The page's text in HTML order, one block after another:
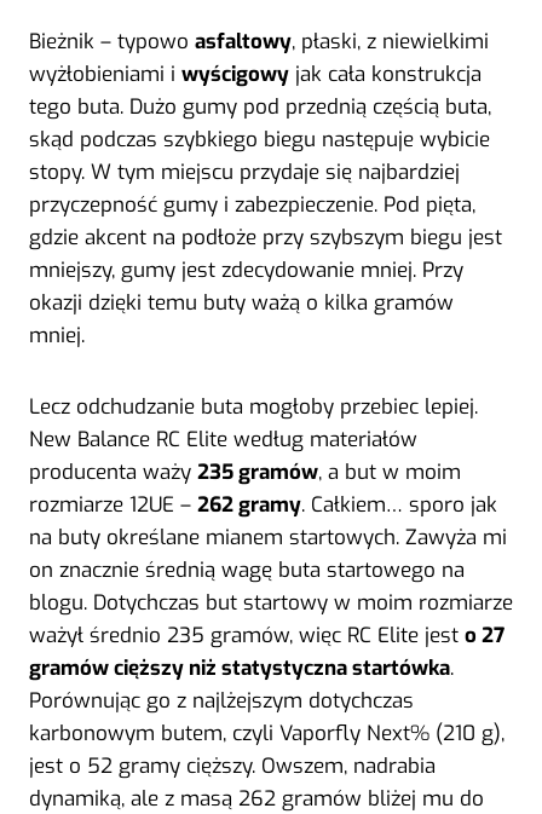
Bieżnik – typowo asfaltowy, płaski, z niewielkimi
wyżłobieniami i wyścigowy jak cała konstrukcja
tego buta. Dużo gumy pod przednią częścią buta,
skąd podczas szybkiego biegu następuje wybicie
stopy. W tym miejscu przydaje się najbardziej
przyczepność gumy i zabezpieczenie. Pod pięta,
gdzie akcent na podłoże przy szybszym biegu jest
mniejszy, gumy jest zdecydowanie mniej. Przy
okazji dzięki temu buty ważą o kilka gramów
mniej.
Lecz odchudzanie buta mogłoby przebiec lepiej.
New Balance RC Elite według materiałów
producenta waży 235 gramów, a but w moim
rozmiarze 12UE – 262 gramy. Całkiem… sporo jak
na buty określane mianem startowych. Zawyża mi
on znacznie średnią wagę buta startowego na
blogu. Dotychczas but startowy w moim rozmiarze
ważył średnio 235 gramów, więc RC Elite jest o 27
gramów cięższy niż statystyczna startówka.
Porównując go z najlżejszym dotychczas
karbonowym butem, czyli Vaporfly Next% (210 g),
jest o 52 gramy cięższy. Owszem, nadrabia
dynamiką, ale z masą 262 gramów bliżej mu do